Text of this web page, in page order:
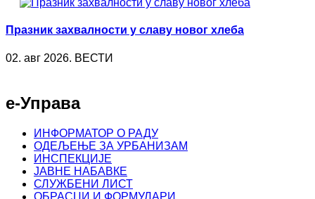
Празник захвалности у славу новог хлеба
02. авг 2026. ВЕСТИ
е-Управа
ИНФОРМАТОР О РАДУ
ОДЕЉЕЊЕ ЗА УРБАНИЗАМ
ИНСПЕКЦИЈЕ
ЈАВНЕ НАБАВКЕ
СЛУЖБЕНИ ЛИСТ
ОБРАСЦИ И ФОРМУЛАРИ